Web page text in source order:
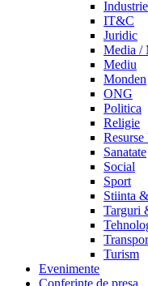
Industrie
IT&C
Juridic
Media /
Mediu
Monden
ONG
Politica
Religie
Sanatate
Social
Sport
Stiinta
Targuri
Turism
Evenimente
Conferinte de presa